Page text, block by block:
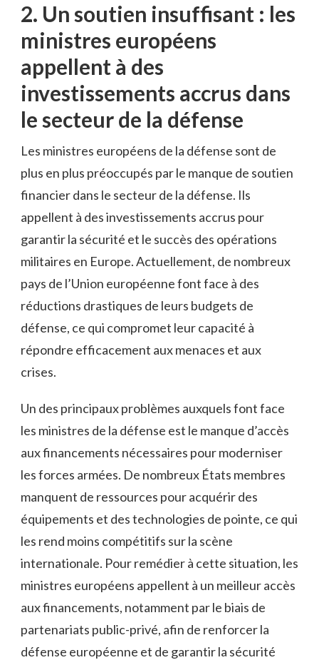
2. Un soutien insuffisant : les
ministres européens‌
appellent ​à des
investissements accrus dans
le secteur de la défense
Les⁢ ministres européens de la défense sont‍ de
‌plus en plus préoccupés par le‌ manque de soutien
financier dans le secteur de la défense.‍ Ils⁣
appellent à des investissements accrus pour
garantir la sécurité et le succès des opérations
militaires en ⁤Europe. Actuellement, de nombreux
⁤pays ⁣de​ l’Union​ européenne font face à ​des
réductions drastiques de leurs budgets de
‍défense, ce qui compromet leur capacité ‌à
répondre efficacement aux menaces et aux
crises.
Un des ‌principaux problèmes auxquels font face
les ministres ‌de la défense est le manque d’accès
‌aux ​financements nécessaires pour moderniser
les forces ‌armées. De nombreux États⁤ membres
manquent de ressources pour ⁤acquérir des
⁣équipements et des technologies de ‍pointe, ⁣ce​ qui
les rend​ moins compétitifs sur la ‌scène
internationale. Pour remédier à cette⁣ situation, les
ministres européens appellent à un meilleur accès
aux ‍financements, notamment par le biais ⁢de
partenariats public-privé, afin de renforcer la
défense européenne ⁣et de garantir la sécurité